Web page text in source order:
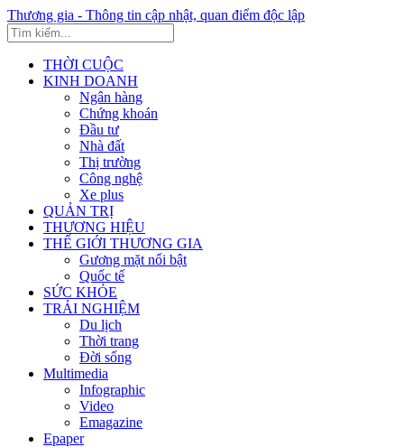
Thương gia - Thông tin cập nhật, quan điểm độc lập
THỜI CUỘC
KINH DOANH
Ngân hàng
Chứng khoán
Đầu tư
Nhà đất
Thị trường
Công nghệ
Xe plus
QUẢN TRỊ
THƯƠNG HIỆU
THẾ GIỚI THƯƠNG GIA
Gương mặt nổi bật
Quốc tế
SỨC KHỎE
TRẢI NGHIỆM
Du lịch
Thời trang
Đời sống
Multimedia
Infographic
Video
Emagazine
Epaper